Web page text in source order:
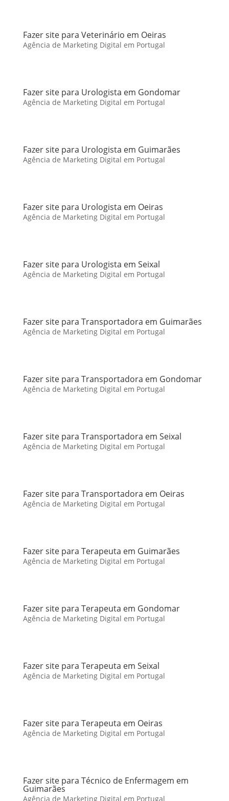
Fazer site para Veterinário em Oeiras
Agência de Marketing Digital em Portugal
Fazer site para Urologista em Gondomar
Agência de Marketing Digital em Portugal
Fazer site para Urologista em Guimarães
Agência de Marketing Digital em Portugal
Fazer site para Urologista em Oeiras
Agência de Marketing Digital em Portugal
Fazer site para Urologista em Seixal
Agência de Marketing Digital em Portugal
Fazer site para Transportadora em Guimarães
Agência de Marketing Digital em Portugal
Fazer site para Transportadora em Gondomar
Agência de Marketing Digital em Portugal
Fazer site para Transportadora em Seixal
Agência de Marketing Digital em Portugal
Fazer site para Transportadora em Oeiras
Agência de Marketing Digital em Portugal
Fazer site para Terapeuta em Guimarães
Agência de Marketing Digital em Portugal
Fazer site para Terapeuta em Gondomar
Agência de Marketing Digital em Portugal
Fazer site para Terapeuta em Seixal
Agência de Marketing Digital em Portugal
Fazer site para Terapeuta em Oeiras
Agência de Marketing Digital em Portugal
Fazer site para Técnico de Enfermagem em
Guimarães
Agência de Marketing Digital em Portugal